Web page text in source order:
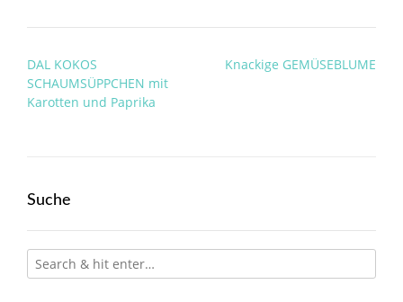
Post
navigation
DAL KOKOS
SCHAUMSÜPPCHEN mit
Karotten und Paprika
Knackige GEMÜSEBLUME
Suche